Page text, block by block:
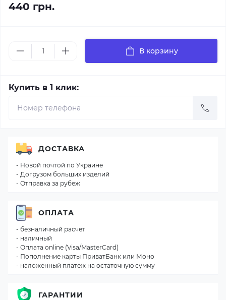
440 грн.
В корзину
Купить в 1 клик:
ДОСТАВКА
- Новой почтой по Украине
- Догрузом больших изделий
- Отправка за рубеж
ОПЛАТА
- безналичный расчет
- наличный
- Оплата online (Visa/MasterCard)
- Пополнение карты ПриватБанк или Моно
- наложенный платеж на остаточную сумму
ГАРАНТИИ